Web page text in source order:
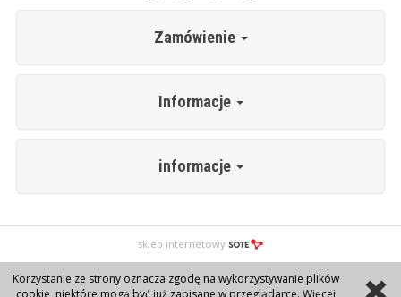
Zamówienie
Informacje
informacje
sklep internetowy
Korzystanie ze strony oznacza zgodę na wykorzystywanie plików
cookie, niektóre mogą być już zapisane w przeglądarce. Więcej